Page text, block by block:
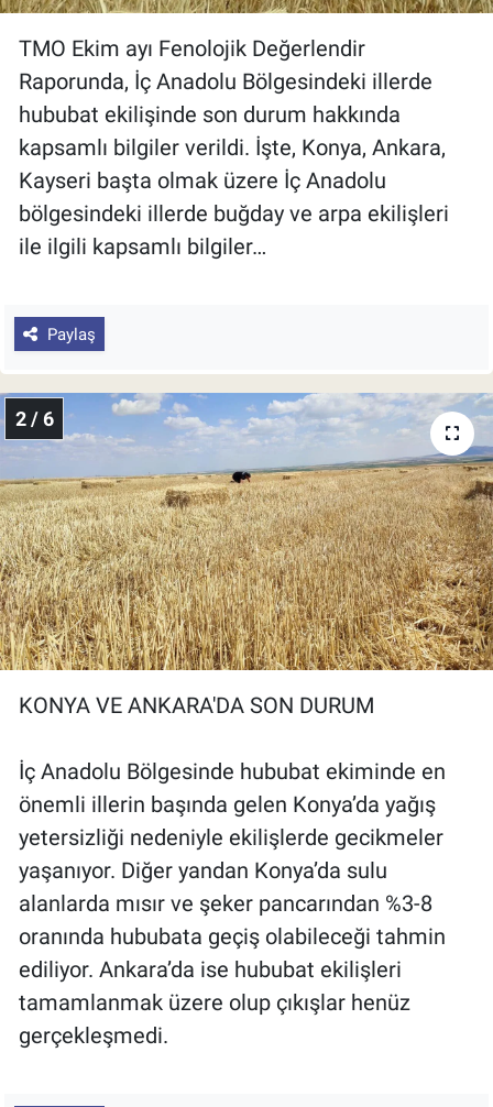
TMO Ekim ayı Fenolojik Değerlendir
Raporunda, İç Anadolu Bölgesindeki illerde
hububat ekilişinde son durum hakkında
kapsamlı bilgiler verildi. İşte, Konya, Ankara,
Kayseri başta olmak üzere İç Anadolu
bölgesindeki illerde buğday ve arpa ekilişleri
ile ilgili kapsamlı bilgiler…
Paylaş
2 / 6
KONYA VE ANKARA'DA SON DURUM
İç Anadolu Bölgesinde hububat ekiminde en
önemli illerin başında gelen Konya’da yağış
yetersizliği nedeniyle ekilişlerde gecikmeler
yaşanıyor. Diğer yandan Konya’da sulu
alanlarda mısır ve şeker pancarından %3-8
oranında hububata geçiş olabileceği tahmin
ediliyor. Ankara’da ise hububat ekilişleri
tamamlanmak üzere olup çıkışlar henüz
gerçekleşmedi.